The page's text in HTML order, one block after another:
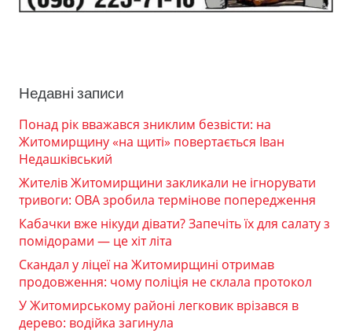
Недавні записи
Понад рік вважався зниклим безвісти: на
Житомирщину «на щиті» повертається Іван
Недашківський
Жителів Житомирщини закликали не ігнорувати
тривоги: ОВА зробила термінове попередження
Кабачки вже нікуди дівати? Запечіть їх для салату з
помідорами — це хіт літа
Скандал у ліцеї на Житомирщині отримав
продовження: чому поліція не склала протокол
У Житомирському районі легковик врізався в
дерево: водійка загинула